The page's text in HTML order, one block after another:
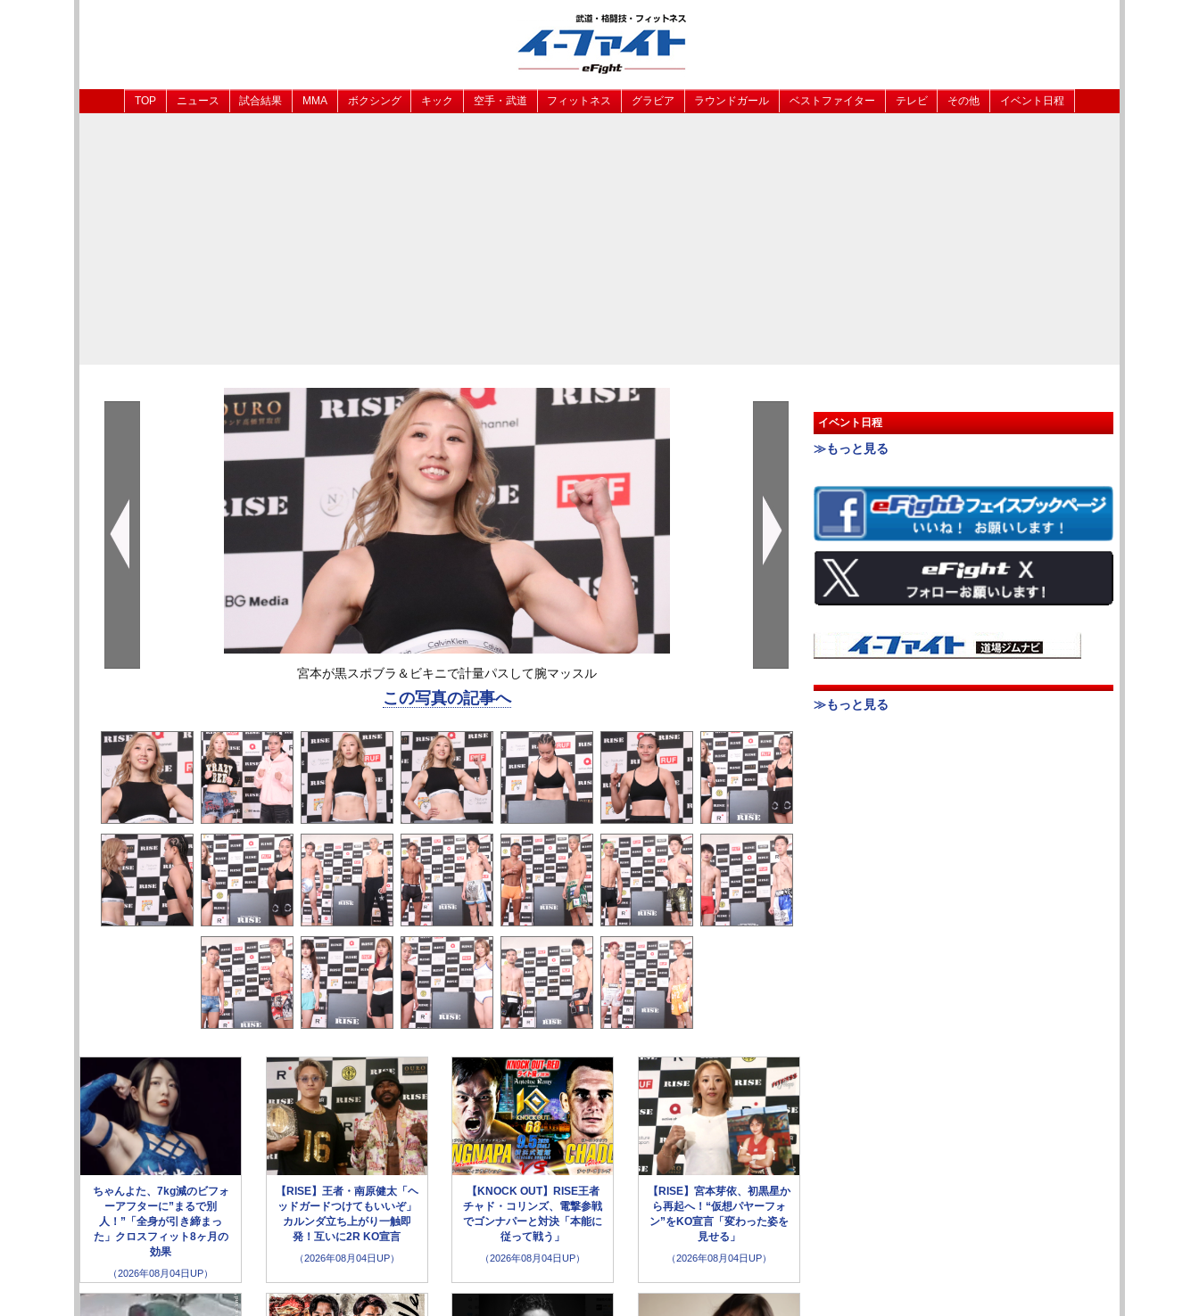
TOP ニュース 試合結果 MMA ボクシング キック 空手・武道 フィットネス グラビア ラウンドガール ベストファイター テレビ その他 イベント日程
宮本が黒スポブラ＆ビキニで計量パスして腕マッスル
この写真の記事へ
ちゃんよた、7kg減のビフォ
ーアフターに”まるで別
人！”「全身が引き締まっ
た」クロスフィット8ヶ月の
効果
（2026年08月04日UP）
【RISE】王者・南原健太「ヘ
ッドガードつけてもいいぞ」
カルンダ立ち上がり一触即
発！互いに2R KO宣言
（2026年08月04日UP）
【KNOCK OUT】RISE王者
チャド・コリンズ、電撃参戦
でゴンナパーと対決「本能に
従って戦う」
（2026年08月04日UP）
【RISE】宮本芽依、初黒星か
ら再起へ！“仮想パヤーフォ
ン”をKO宣言「変わった姿を
見せる」
（2026年08月04日UP）
イベント日程
≫もっと見る
≫もっと見る